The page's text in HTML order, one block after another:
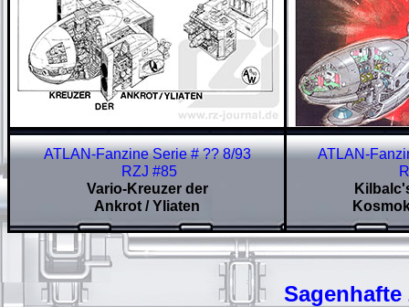
ATLAN-Fanzine Serie # ?? 8/93
RZJ #85
Vario-Kreuzer der
Ankrot / Yliaten
ATLAN-